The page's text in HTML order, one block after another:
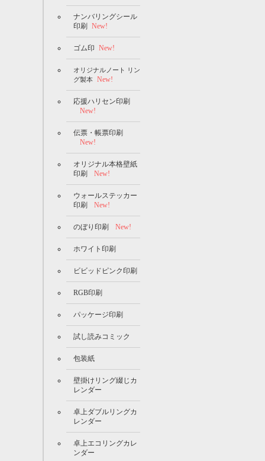
ナンバリングシール
印刷
New!
ゴム印 New!
オリジナルノート リン
グ製本 New!
応援ハリセン印刷
New!
伝票・帳票印刷
New!
オリジナル本格壁紙
印刷
New!
ウォールステッカー
印刷
New!
のぼり印刷 New!
ホワイト印刷
ビビッドピンク印刷
RGB印刷
パッケージ印刷
試し読みコミック
包装紙
壁掛けリング綴じカ
レンダー
卓上ダブルリングカ
レンダー
卓上エコリングカレ
ンダー